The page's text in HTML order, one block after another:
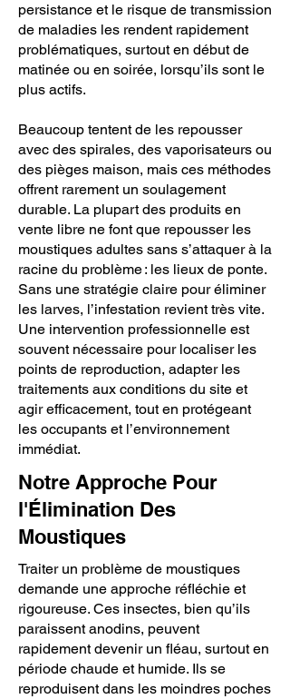
persistance et le risque de transmission
de maladies les rendent rapidement
problématiques, surtout en début de
matinée ou en soirée, lorsqu’ils sont le
plus actifs.
Beaucoup tentent de les repousser
avec des spirales, des vaporisateurs ou
des pièges maison, mais ces méthodes
offrent rarement un soulagement
durable. La plupart des produits en
vente libre ne font que repousser les
moustiques adultes sans s’attaquer à la
racine du problème : les lieux de ponte.
Sans une stratégie claire pour éliminer
les larves, l’infestation revient très vite.
Une intervention professionnelle est
souvent nécessaire pour localiser les
points de reproduction, adapter les
traitements aux conditions du site et
agir efficacement, tout en protégeant
les occupants et l’environnement
immédiat.
Notre Approche Pour
l'Élimination Des
Moustiques
Traiter un problème de moustiques
demande une approche réfléchie et
rigoureuse. Ces insectes, bien qu’ils
paraissent anodins, peuvent
rapidement devenir un fléau, surtout en
période chaude et humide. Ils se
reproduisent dans les moindres poches